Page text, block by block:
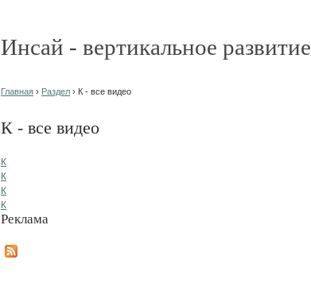
Инсай - вертикальное развитие
Главная › Раздел › К - все видео
К - все видео
К
К
К
К
Реклама